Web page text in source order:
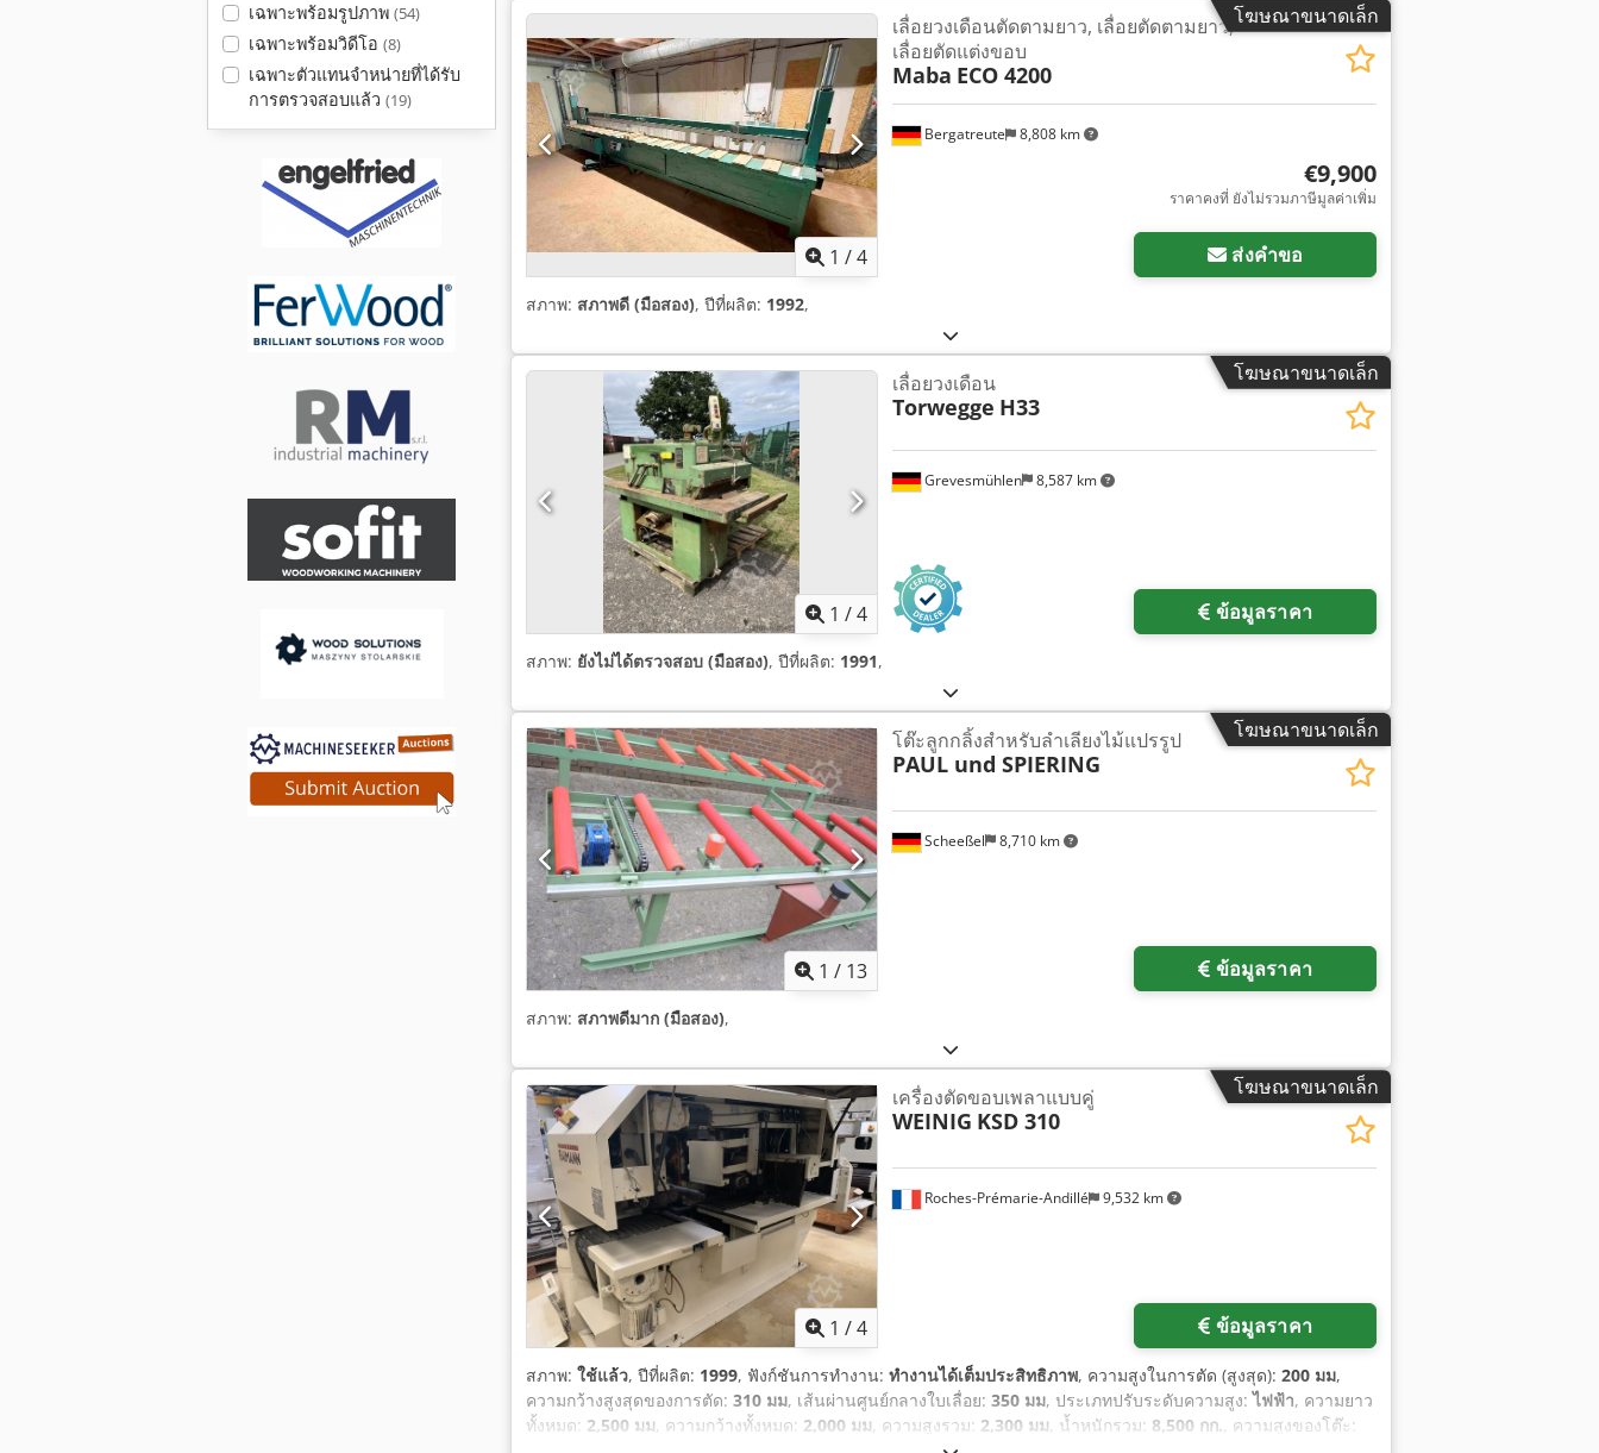
เฉพาะพร้อมรูปภาพ (54)
เฉพาะพร้อมวิดีโอ (8)
เฉพาะตัวแทนจำหน่ายที่ได้รับ
การตรวจสอบแล้ว (19)
โฆษณาขนาดเล็ก
1 /4
Bergatreute 8,808 km
เลื่อยวงเดือนตัดตามยาว, เลื่อยตัดตามยาว,
เลื่อยตัดแต่งขอบ
Maba ECO 4200
€9,900
ราคาคงที่ ยังไม่รวมภาษีมูลค่าเพิ่ม
ส่งคำขอ
สภาพ: สภาพดี (มือสอง), ปีที่ผลิต: 1992,
โฆษณาขนาดเล็ก
1 /4
Grevesmühlen 8,587 km
เลื่อยวงเดือน
Torwegge H33
ข้อมูลราคา
สภาพ: ยังไม่ได้ตรวจสอบ (มือสอง), ปีที่ผลิต: 1991,
โฆษณาขนาดเล็ก
1 / 13
Scheeßel 8,710 km
โต๊ะลูกกลิ้งสำหรับลำเลียงไม้แปรรูป
PAUL und SPIERING
ข้อมูลราคา
สภาพ: สภาพดีมาก (มือสอง),
โฆษณาขนาดเล็ก
1 /4
Roches-Prémarie-Andillé 9,532 km
เครื่องตัดขอบเพลาแบบคู่
WEINIG KSD 310
ข้อมูลราคา
สภาพ: ใช้แล้ว, ปีที่ผลิต: 1999, ฟังก์ชันการทำงาน: ทำงานได้เต็มประสิทธิภาพ, ความสูงในการตัด (สูงสุด): 200 มม,
ความกว้างสูงสุดของการตัด: 310 มม, เส้นผ่านศูนย์กลางใบเลื่อย: 350 มม, ประเภทปรับระดับความสูง:ไฟฟ้า, ความยาว
ทั้งหมด: 2,500 มม, ความกว้างทั้งหมด: 2,000 มม, ความสูงรวม: 2,300 มม, น้ำหนักรวม: 8,500 กก., ความสูงของโต๊ะ: